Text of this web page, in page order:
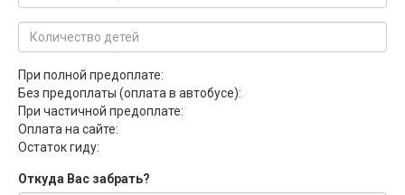
При полной предоплате:
Без предоплаты (оплата в автобусе):
При частичной предоплате:
Оплата на сайте:
Остаток гиду:
Откуда Вас забрать?